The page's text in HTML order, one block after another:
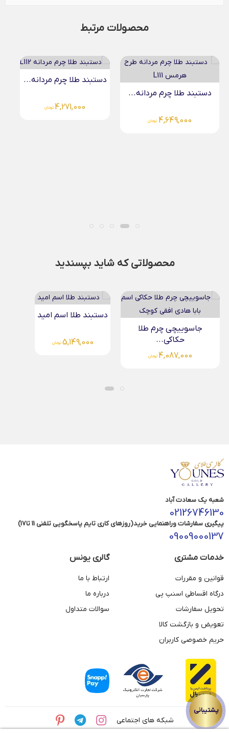
محصولات مرتبط
دستبند طلا چرم مردانه...
4,649,000 تومان
دستبند طلا چرم مردانه...
4,271,000 تومان
محصولاتی که شاید بپسندید
جاسوییچی چرم طلا
حکاکی...
4,087,000 تومان
دستبند طلا اسم امید
5,149,000 تومان
شعبه یک سعادت آباد
02126746130
پیگیری سفارشات وراهنمایی خرید(روزهای کاری تایم پاسخگویی تلفنی 11 تا17)
09009000137
خدمات مشتری
قوانین و مقررات
درگاه اقساطی اسنپ پی
تحویل سفارشات
تعویض و بازگشت کالا
حریم خصوصی کاربران
گالری یونس
ارتباط با ما
درباره ما
سوالات متداول
شبکه های اجتماعی